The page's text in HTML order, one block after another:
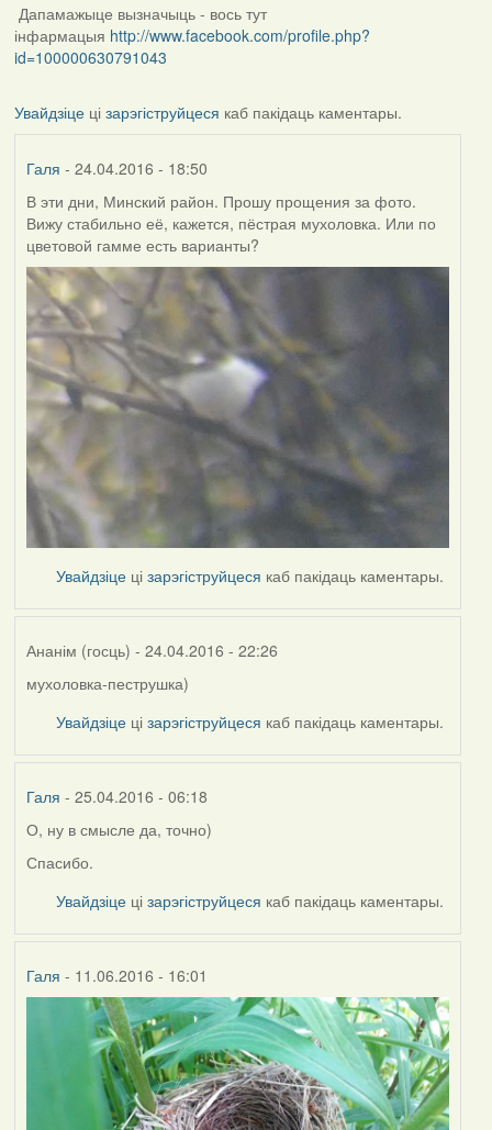
Дапамажыце вызначыць - вось тут
інфармацыя http://www.facebook.com/profile.php?
id=100000630791043
Увайдзіцеці зарэгіструйцеся каб пакідаць каментары.
Галя - 24.04.2016 - 18:50
В эти дни, Минский район. Прошу прощения за фото.
Вижу стабильно её, кажется, пёстрая мухоловка. Или по
цветовой гамме есть варианты?
Увайдзіце цізарэгіструйцеся каб пакідаць каментары.
Ананім (госць) - 24.04.2016 - 22:26
мухоловка-пеструшка)
Увайдзіце цізарэгіструйцеся каб пакідаць каментары.
Галя - 25.04.2016 - 06:18
О, ну в смысле да, точно)
Спасибо.
Увайдзіце цізарэгіструйцеся каб пакідаць каментары.
Галя - 11.06.2016 - 16:01